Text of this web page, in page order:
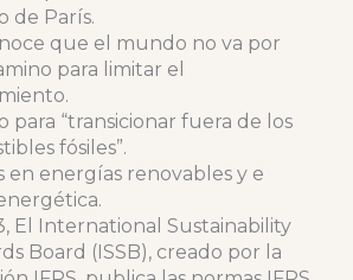
de París.
que el mundo no va por
para limitar el
para “transicionar fuera de los
fósiles”.
en energías renovables y e
El International Sustainability
Board (ISSB), creado por la